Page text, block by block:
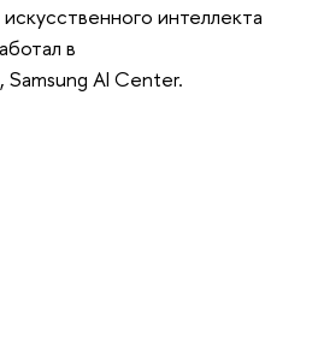
интеллекта
в
AI Center.